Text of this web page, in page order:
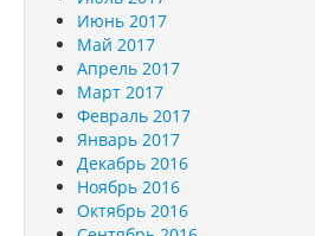
Июнь 2017
Май 2017
Апрель 2017
Март 2017
Февраль 2017
Январь 2017
Декабрь 2016
Ноябрь 2016
Октябрь 2016